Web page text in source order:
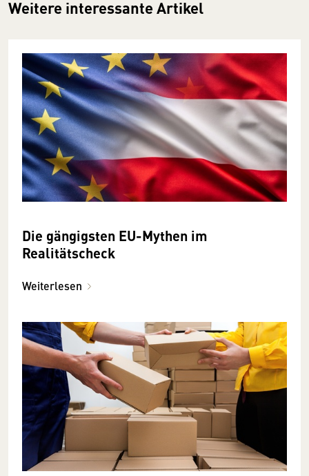
Weitere interessante Artikel
Die gängigsten EU-Mythen im
Realitätscheck
Weiterlesen